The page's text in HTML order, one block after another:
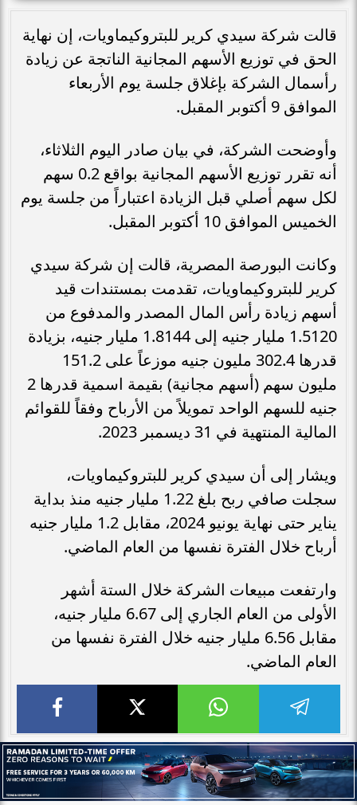
قالت شركة سيدي كرير للبتروكيماويات، إن نهاية
الحق في توزيع الأسهم المجانية الناتجة عن زيادة
رأسمال الشركة بإغلاق جلسة يوم الأربعاء
الموافق 9 أكتوبر المقبل.
وأوضحت الشركة، في بيان صادر اليوم الثلاثاء،
أنه تقرر توزيع الأسهم المجانية بواقع 0.2 سهم
لكل سهم أصلي قبل الزيادة اعتباراً من جلسة يوم
الخميس الموافق 10 أكتوبر المقبل.
وكانت البورصة المصرية، قالت إن شركة سيدي
كرير للبتروكيماويات، تقدمت بمستندات قيد
أسهم زيادة رأس المال المصدر والمدفوع من
1.5120 مليار جنيه إلى 1.8144 مليار جنيه، بزيادة
قدرها 302.4 مليون جنيه موزعاً على 151.2
مليون سهم (أسهم مجانية) بقيمة اسمية قدرها 2
جنيه للسهم الواحد تمويلاً من الأرباح وفقاً للقوائم
المالية المنتهية في 31 ديسمبر 2023.
ويشار إلى أن سيدي كرير للبتروكيماويات،
سجلت صافي ربح بلغ 1.22 مليار جنيه منذ بداية
يناير حتى نهاية يونيو 2024، مقابل 1.2 مليار جنيه
أرباح خلال الفترة نفسها من العام الماضي.
وارتفعت مبيعات الشركة خلال الستة أشهر
الأولى من العام الجاري إلى 6.67 مليار جنيه،
مقابل 6.56 مليار جنيه خلال الفترة نفسها من
العام الماضي.